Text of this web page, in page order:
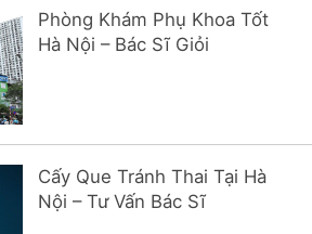
Phòng Khám Phụ Khoa Tốt
Hà Nội – Bác Sĩ Giỏi
Cấy Que Tránh Thai Tại Hà
Nội – Tư Vấn Bác Sĩ